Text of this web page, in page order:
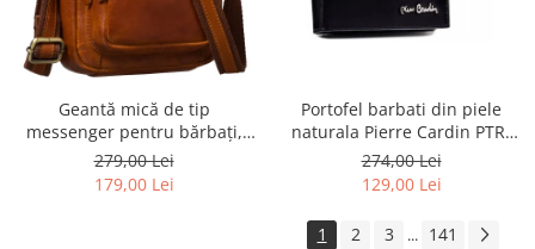
Geantă mică de tip
messenger pentru bărbați,
geantă de umăr, geantă de
oraș maro din piele naturală -
Peterson
279,00 Lei
179,00 Lei
Portofel barbati din piele
naturala Pierre Cardin PTR-
8806 TILAK51
274,00 Lei
129,00 Lei
1 2 3 ... 141